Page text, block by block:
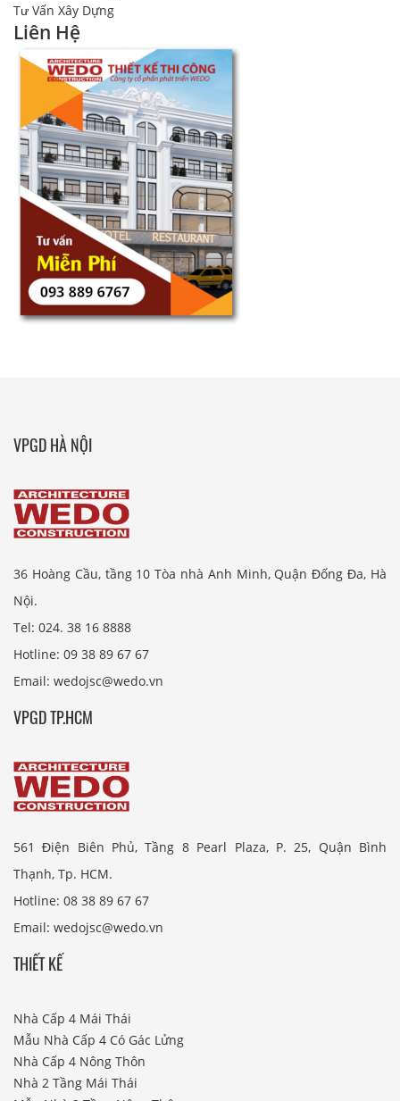
Tư Vấn Xây Dựng
Liên Hệ
VPGD HÀ NỘI
36 Hoàng Cầu, tầng 10 Tòa nhà Anh Minh, Quận Đống Đa, Hà
Nội.
Tel: 024. 38 16 8888
Hotline: 09 38 89 67 67
Email: wedojsc@wedo.vn
VPGD TP.HCM
561 Điện Biên Phủ, Tầng 8 Pearl Plaza, P. 25, Quận Bình
Thạnh, Tp. HCM.
Hotline: 08 38 89 67 67
Email: wedojsc@wedo.vn
THIẾT KẾ
Nhà Cấp 4 Mái Thái
Mẫu Nhà Cấp 4 Có Gác Lửng
Nhà Cấp 4 Nông Thôn
Nhà 2 Tầng Mái Thái